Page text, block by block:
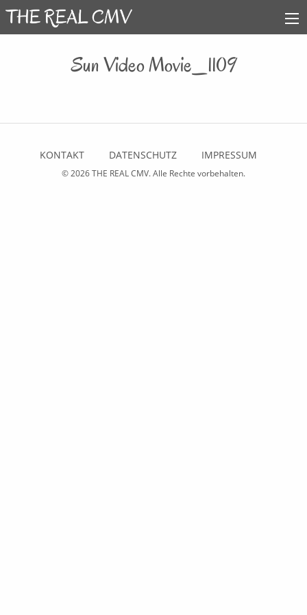
Sun Video Movie_1109
KONTAKT DATENSCHUTZ IMPRESSUM
© 2026THE REAL CMV. Alle Rechte vorbehalten.